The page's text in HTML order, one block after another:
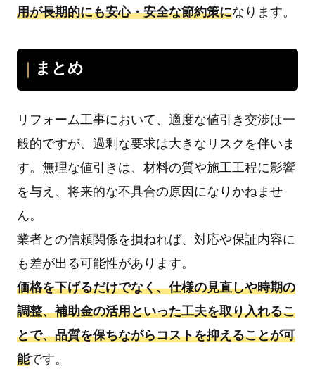
用が長期的にも安心・安全な節約策になります。
まとめ
リフォーム工事において、適度な値引き交渉は一
般的ですが、過剰な要求は大きなリスクを伴いま
す。無理な値引きは、材料の質や施工工程に影響
を与え、将来的な不具合の原因になりかねませ
ん。
業者との信頼関係を損ねれば、対応や保証内容に
も差が出る可能性があります。
価格を下げるだけでなく、仕様の見直しや時期の
調整、補助金の活用といった工夫を取り入れるこ
とで、品質を保ちながらコストを抑えることが可
能です。